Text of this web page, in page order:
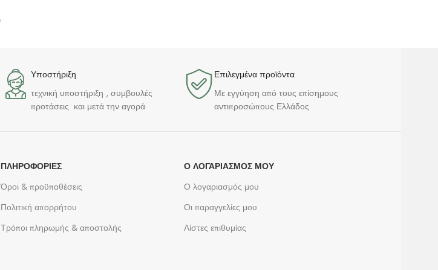
Υποστήριξη
τεχνική υποστήριξη , συμβουλές
προτάσεις και μετά την αγορά
Επιλεγμένα προϊόντα​
Με εγγύηση από τους επίσημους
αντιπροσώπους Ελλάδος
ΠΛΗΡΟΦΟΡΊΕΣ
Όροι & προϋποθέσεις
Πολιτική απορρήτου
Τρόποι πληρωμής & αποστολής
Ο ΛΟΓΑΡΙΑΣΜΌΣ ΜΟΥ
Ο λογαριασμός μου
Οι παραγγελίες μου
Λίστες επιθυμίας